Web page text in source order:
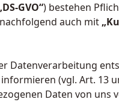
GVO“) bestehen
auch mit
(vgl. Art. 13
Daten von uns